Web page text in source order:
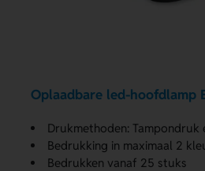
Oplaadbare led-hoofdlamp
Drukmethoden: Tampondruk en
Bedrukking in maximaal 2
Bedrukken vanaf 25 stuks